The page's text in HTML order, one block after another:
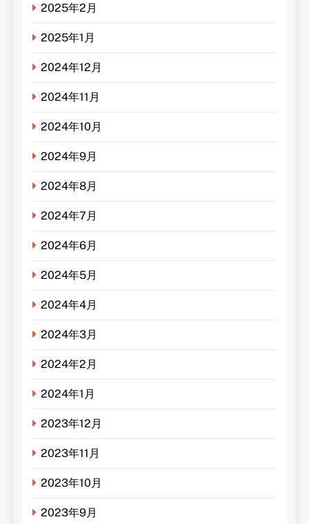
2025年2月
2025年1月
2024年12月
2024年11月
2024年10月
2024年9月
2024年8月
2024年7月
2024年6月
2024年5月
2024年4月
2024年3月
2024年2月
2024年1月
2023年12月
2023年11月
2023年10月
2023年9月